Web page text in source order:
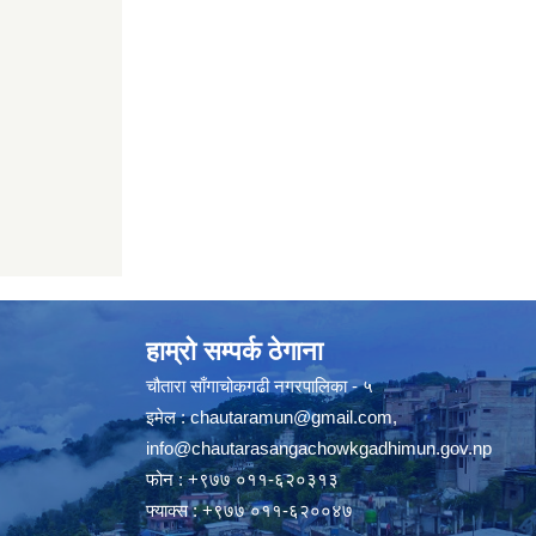
हाम्रो सम्पर्क ठेगाना
चौतारा साँगाचोकगढी नगरपालिका - ५
इमेल :chautaramun@gmail.com,
info@chautarasangachowkgadhimun.gov.np
फोन : +९७७ ०११-६२०३१३
फ्याक्स : +९७७ ०११-६२००४७